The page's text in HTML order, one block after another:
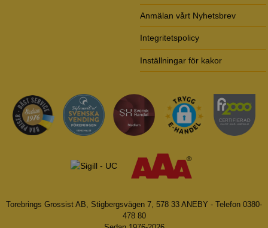
Anmälan vårt Nyhetsbrev
Integritetspolicy
Inställningar för kakor
Torebrings Grossist AB, Stigbergsvägen 7, 578 33 ANEBY - Telefon 0380-
478 80